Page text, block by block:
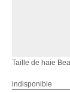
Taille de haie
indisponible